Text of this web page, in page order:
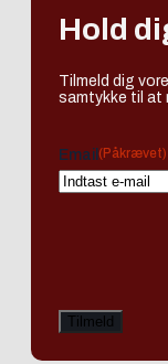
Hold
Tilmeld dig
samtykke til at
Email (Påkrævet)